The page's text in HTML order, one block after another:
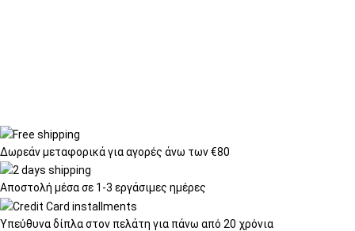
Δωρεάν μεταφορικάγια αγορές άνω των €80
Αποστολή μέσα σε 1-3 εργάσιμες ημέρες
Υπεύθυνα δίπλα στον πελάτη για πάνω από 20 χρόνια